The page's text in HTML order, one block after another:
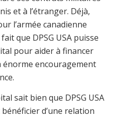
et à l’étranger. Déjà,
l’armée canadienne
que DPSG USA puisse
pour aider à financer
encouragement
sait bien que DPSG USA
d’une relation